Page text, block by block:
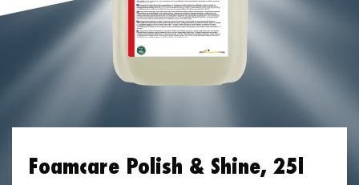
Foamcare Polish & Shine, 25l